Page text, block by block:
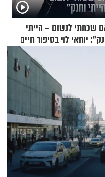
שכחתי לנשום – הייתי
יוחאי לוי בסיפור חיים